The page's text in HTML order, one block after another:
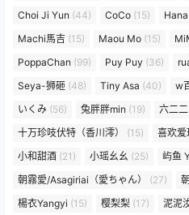
Choi Ji Yun (44) CoCo (15)
Machi馬吉 (15) Maou Mo (15)
PoppaChan (99) Puy Puy (36)
Seya-狮砸 (48) Tiny Asa (40) w
いくみ (56) 兔胖胖min (19) 六二
十万珍吱伏特（香川澪）
(15) 喜欢爱
小和甜酒 (21) 小瑶幺幺 (25) 屿鱼
朝霧愛/Asagiriai（愛ちゃん）
(27)
楊衣Yangyi (15) 樱梨梨 (17) 泥泥